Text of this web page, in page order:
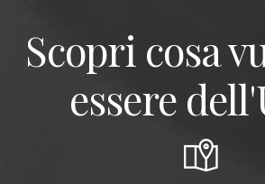
Scopri cosa
essere